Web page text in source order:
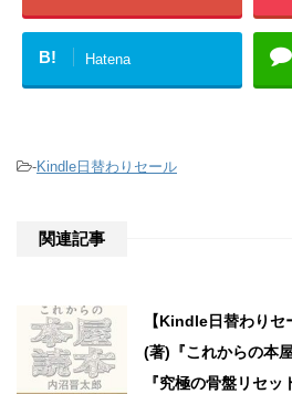
B! Hatena
-Kindle日替わりセール
関連記事
【Kindle日替わり
(著)『これからの本
『究極の骨盤リセ